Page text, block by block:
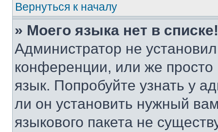
Вернуться к началу
» Моего языка нет в списке!
Администратор не
конференции, или же
язык. Попробуйте узнать у
ли он установить нужный
языкового пакета не